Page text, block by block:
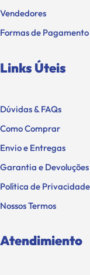
Vendedores
Formas de Pagamento
Links Úteis
Dúvidas & FAQs
Como Comprar
Envio e Entregas
Garantia e Devoluções
Política de Privacidade
Nossos Termos
Atendimiento